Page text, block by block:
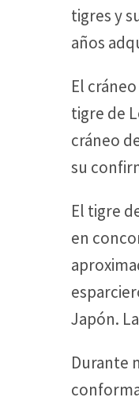
tigres y
años
El
tigre de
cráneo
su
El tigre
en
Japón.
Durante